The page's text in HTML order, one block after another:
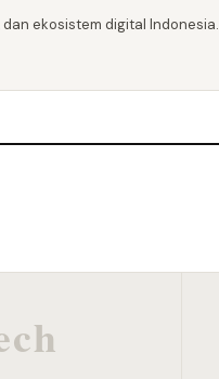
ekosistem digital Indonesia.